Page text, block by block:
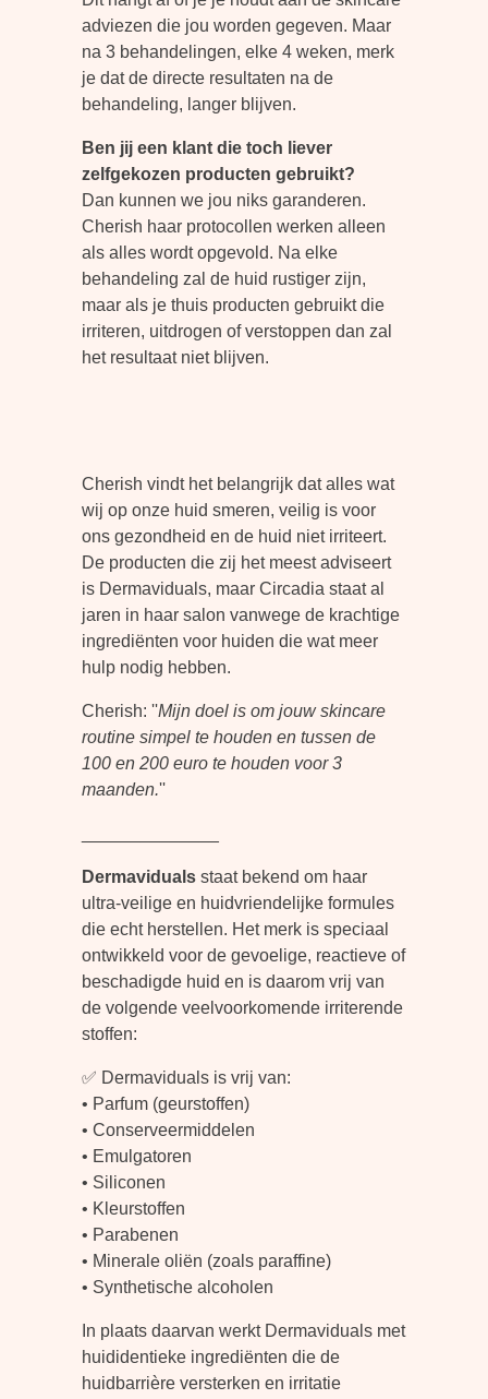
adviezen die jou worden gegeven. Maar
na 3 behandelingen, elke 4 weken, merk
je dat de directe resultaten na de
behandeling, langer blijven.
Ben jij een klant die toch liever
zelfgekozen producten gebruikt?
Dan kunnen we jou niks garanderen.
Cherish haar protocollen werken alleen
als alles wordt opgevold. Na elke
behandeling zal de huid rustiger zijn,
maar als je thuis producten gebruikt die
irriteren, uitdrogen of verstoppen dan zal
het resultaat niet blijven.
Cherish vindt het belangrijk dat alles wat
wij op onze huid smeren, veilig is voor
ons gezondheid en de huid niet irriteert.
De producten die zij het meest adviseert
is Dermaviduals, maar Circadia staat al
jaren in haar salon vanwege de krachtige
ingrediënten voor huiden die wat meer
hulp nodig hebben.
Cherish: ''Mijn doel is om jouw skincare
routine simpel te houden en tussen de
100 en 200 euro te houden voor 3
maanden.''
Dermavidualsstaat bekend om haar
ultra-veilige en huidvriendelijke formules
die echt herstellen. Het merk is speciaal
ontwikkeld voor de gevoelige, reactieve of
beschadigde huid en is daarom vrij van
de volgende veelvoorkomende irriterende
stoffen:
✅ Dermaviduals is vrij van:
• Parfum (geurstoffen)
• Conserveermiddelen
• Emulgatoren
• Siliconen
• Kleurstoffen
• Parabenen
• Minerale oliën (zoals paraffine)
• Synthetische alcoholen
In plaats daarvan werkt Dermaviduals met
huididentieke ingrediënten die de
huidbarrière versterken en irritatie